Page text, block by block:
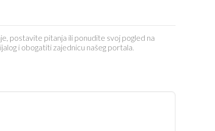
postavite pitanja ili ponudite svoj pogled na
i obogatiti zajednicu našeg portala.